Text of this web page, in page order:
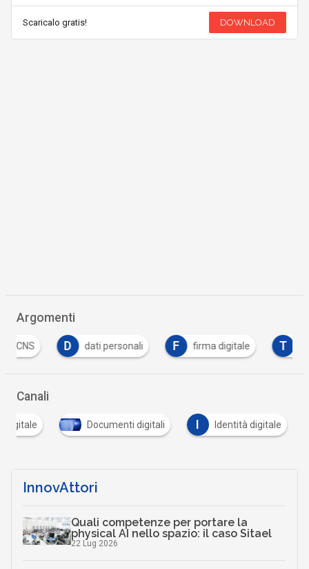
Scaricalo gratis! DOWNLOAD
Argomenti
D dati personali F firma digitale T
Canali
digitale Documenti digitali Identità digitale
InnovAttori
Quali competenze per portare la
physical AI nello spazio: il caso Sitael
22 Lug 2026